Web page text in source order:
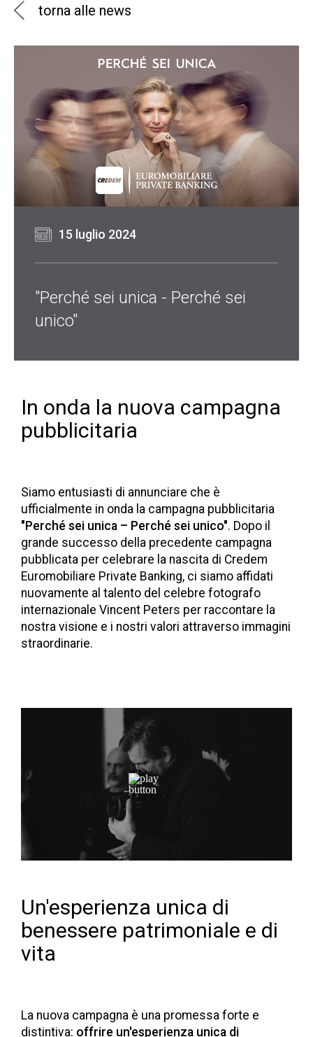
torna alle news
15 luglio 2024
"Perché sei unica - Perché sei
unico"
In onda la nuova campagna
pubblicitaria
Siamo entusiasti di annunciare che è
ufficialmente in onda la campagna pubblicitaria
"Perché sei unica – Perché sei unico". Dopo il
grande successo della precedente campagna
pubblicata per celebrare la nascita di Credem
Euromobiliare Private Banking, ci siamo affidati
nuovamente al talento del celebre fotografo
internazionale Vincent Peters per raccontare la
nostra visione e i nostri valori attraverso immagini
straordinarie.
Un'esperienza unica di
benessere patrimoniale e di
vita
La nuova campagna è una promessa forte e
distintiva: offrire un'esperienza unica di